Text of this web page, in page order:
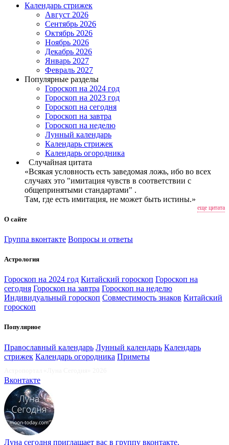
Календарь стрижек
Август 2026
Сентябрь 2026
Октябрь 2026
Ноябрь 2026
Декабрь 2026
Январь 2027
Февраль 2027
Популярные разделы
Гороскоп на 2024 год
Гороскоп на 2023 год
Гороскоп на сегодня
Гороскоп на завтра
Гороскоп на неделю
Лунный календарь
Календарь стрижек
Календарь огородника
Случайная цитата
«Всякая условность есть заведомая ложь, ибо во всех
случаях это "имитация чувств в соответствии с
общепринятыми стандартами" .
Там, где есть имитация, не может быть истины.»
еще цитата
О сайте
Группа вконтакте Вопросы и ответы
Астрология
Гороскоп на 2024 год Китайский гороскоп Гороскоп на
сегодня Гороскоп на завтра Гороскоп на неделю
Индивидуальный гороскоп Совместимость знаков Китайский
гороскоп
Популярное
Православный календарь Лунный календарь Календарь
стрижек Календарь огородника Приметы
Вконтакте
Луна сегодня приглашает вас в группу вконтакте.